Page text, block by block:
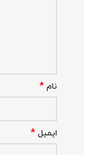
نام *
ایمیل *